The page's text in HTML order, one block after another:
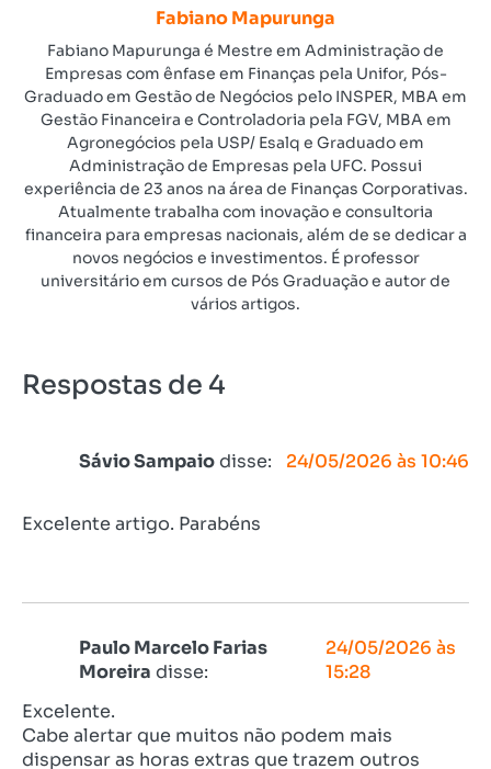
Fabiano Mapurunga
Fabiano Mapurunga é Mestre em Administração de
Empresas com ênfase em Finanças pela Unifor, Pós-
Graduado em Gestão de Negócios pelo INSPER, MBA em
Gestão Financeira e Controladoria pela FGV, MBA em
Agronegócios pela USP/ Esalq e Graduado em
Administração de Empresas pela UFC. Possui
experiência de 23 anos na área de Finanças Corporativas.
Atualmente trabalha com inovação e consultoria
financeira para empresas nacionais, além de se dedicar a
novos negócios e investimentos. É professor
universitário em cursos de Pós Graduação e autor de
vários artigos.
Respostas de 4
Sávio Sampaiodisse: 24/05/2026 às 10:46
Excelente artigo. Parabéns
Paulo Marcelo Farias
Moreira disse:
24/05/2026 às
15:28
Excelente.
Cabe alertar que muitos não podem mais
dispensar as horas extras que trazem outros